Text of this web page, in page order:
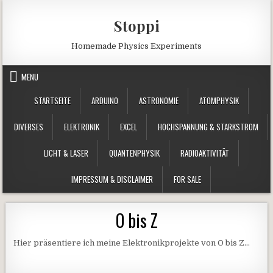
Stoppi
Homemade Physics Experiments
MENU
STARTSEITE
ARDUINO ASTRONOMIE ATOMPHYSIK
DIVERSES ELEKTRONIK EXCEL HOCHSPANNUNG & STARKSTROM
LICHT & LASER QUANTENPHYSIK RADIOAKTIVITÄT
IMPRESSUM & DISCLAIMER FOR SALE
O bis Z
Hier präsentiere ich meine Elektronikprojekte von O bis Z…